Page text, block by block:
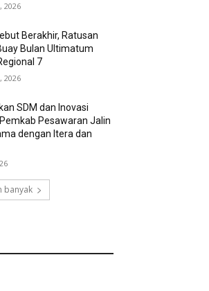
2026
Berakhir, Ratusan
Bulan Ultimatum
7
2026
SDM dan Inovasi
Pesawaran Jalin
dengan Itera dan
banyak